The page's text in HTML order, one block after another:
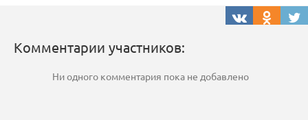
Комментарии участников:
Ни одного комментария пока не добавлено